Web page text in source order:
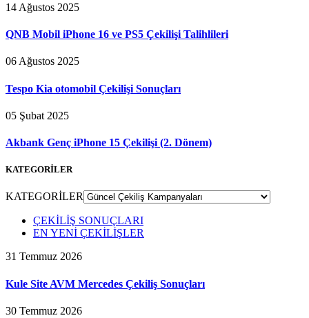
14 Ağustos 2025
QNB Mobil iPhone 16 ve PS5 Çekilişi Talihlileri
06 Ağustos 2025
Tespo Kia otomobil Çekilişi Sonuçları
05 Şubat 2025
Akbank Genç iPhone 15 Çekilişi (2. Dönem)
KATEGORİLER
KATEGORİLER
ÇEKİLİŞ SONUÇLARI
EN YENİ ÇEKİLİŞLER
31 Temmuz 2026
Kule Site AVM Mercedes Çekiliş Sonuçları
30 Temmuz 2026